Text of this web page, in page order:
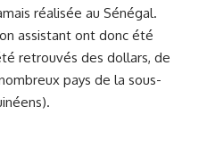
réalisée au Sénégal.
assistant ont donc été
retrouvés des dollars, de
pays de la sous-